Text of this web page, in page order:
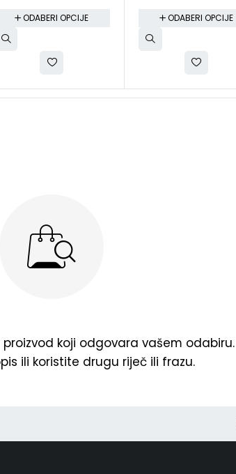
ODABERI OPCIJE ODABERI OPCIJE
koji odgovara vašem odabiru.
ili koristite drugu riječ ili frazu.